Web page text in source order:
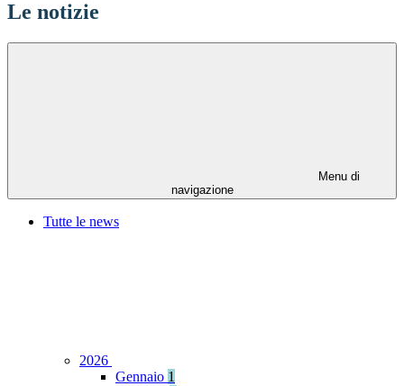
Le notizie
Menu di
navigazione
Tutte le news
2026
Gennaio 1